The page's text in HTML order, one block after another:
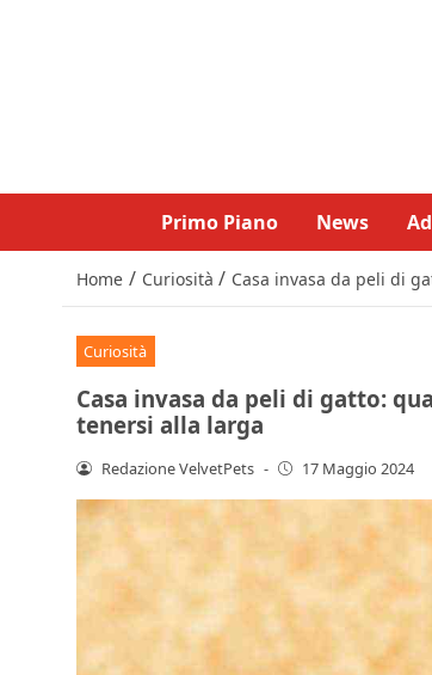
Primo Piano News
Home / Curiosità / Casa invasa da peli di
Curiosità
Casa invasa da peli di gatto:
tenersi alla larga
Redazione VelvetPets - 17 Maggio 2024